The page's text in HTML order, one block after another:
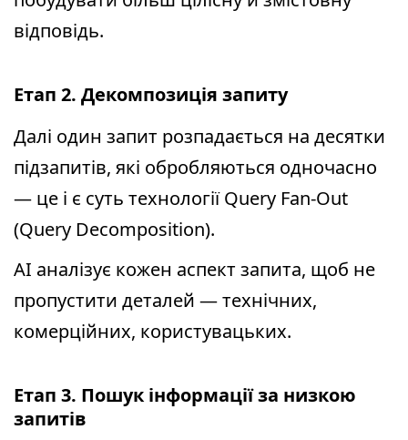
відповідь.
Етап 2. Декомпозиція запиту
Далі один запит розпадається на десятки
підзапитів, які обробляються одночасно
— це і є суть технології Query Fan-Out
(Query Decomposition).
AI аналізує кожен аспект запита, щоб не
пропустити деталей — технічних,
комерційних, користувацьких.
Етап 3. Пошук інформації за низкою
запитів